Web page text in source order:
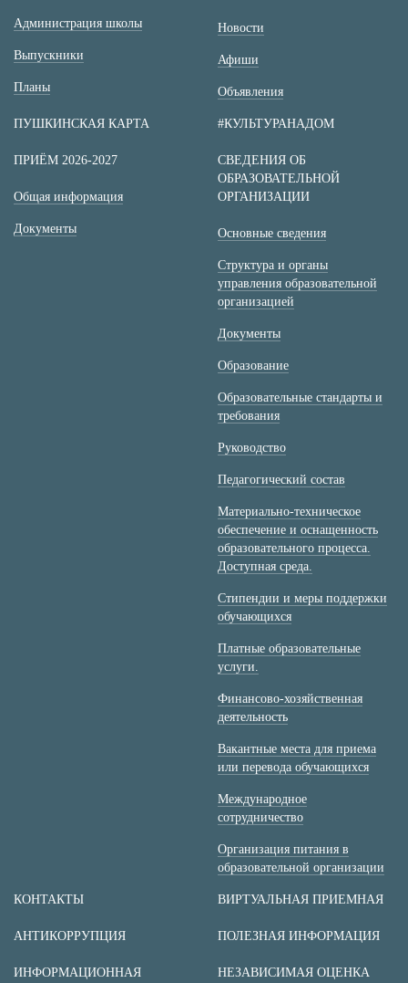
Администрация школы
Выпускники
Планы
Новости
Афиши
Объявления
ПУШКИНСКАЯ КАРТА #КУЛЬТУРАНАДОМ
ПРИЁМ 2026-2027
Общая информация
Документы
СВЕДЕНИЯ ОБ
ОБРАЗОВАТЕЛЬНОЙ
ОРГАНИЗАЦИИ
Основные сведения
Структура и органы
управления образовательной
организацией
Документы
Образование
Образовательные стандарты и
требования
Руководство
Педагогический состав
Материально-техническое
обеспечение и оснащенность
образовательного процесса.
Доступная среда.
Стипендии и меры поддержки
обучающихся
Платные образовательные
услуги.
Финансово-хозяйственная
деятельность
Вакантные места для приема
или перевода обучающихся
Международное
сотрудничество
Организация питания в
образовательной организации
КОНТАКТЫ ВИРТУАЛЬНАЯ ПРИЕМНАЯ
АНТИКОРРУПЦИЯ ПОЛЕЗНАЯ ИНФОРМАЦИЯ
ИНФОРМАЦИОННАЯ НЕЗАВИСИМАЯ ОЦЕНКА